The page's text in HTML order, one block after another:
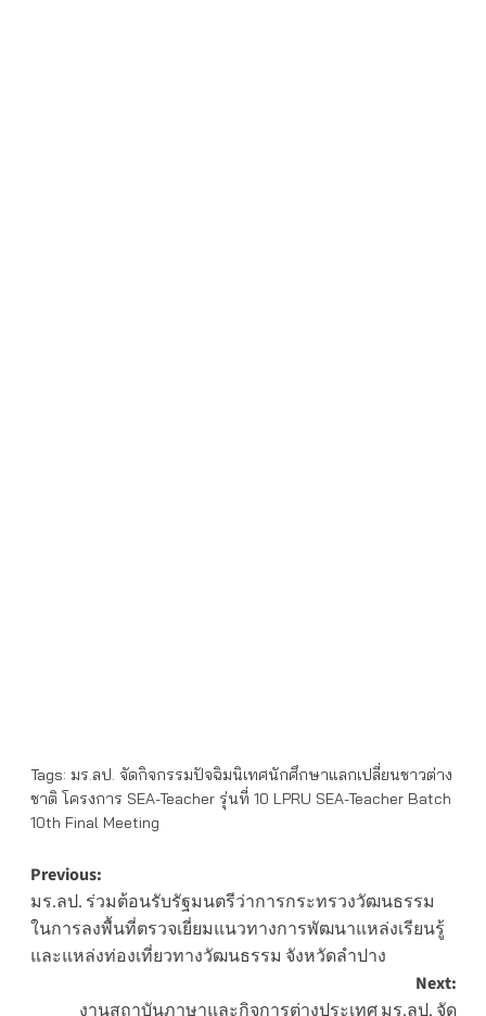
Tags: มร.ลป. จัดกิจกรรมปัจฉิมนิเทศนักศึกษาแลกเปลี่ยนชาวต่าง
ชาติ โครงการ SEA-Teacher รุ่นที่ 10 LPRU SEA-Teacher Batch
10th Final Meeting
Post
navigation
Previous:
มร.ลป. ร่วมต้อนรับรัฐมนตรีว่าการกระทรวงวัฒนธรรม
ในการลงพื้นที่ตรวจเยี่ยมแนวทางการพัฒนาแหล่งเรียนรู้
และแหล่งท่องเที่ยวทางวัฒนธรรม จังหวัดลำปาง
Next:
งานสถาบันภาษาและกิจการต่างประเทศ มร.ลป. จัด